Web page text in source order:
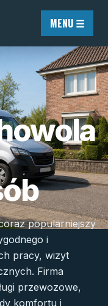
MENU ☰
popularniejszy
i
pracy, wizyt
Firma
przewozowe,
komfortu i